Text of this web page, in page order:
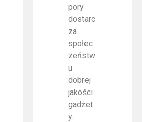
pory
dostarc
za
społec
zeństw
u
dobrej
jakości
gadżet
y.